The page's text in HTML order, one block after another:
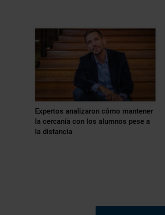
Expertos analizaron cómo mantener
la cercanía con los alumnos pese a
la distancia